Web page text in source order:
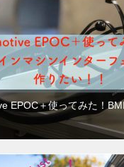
EPOC＋使ってみた！